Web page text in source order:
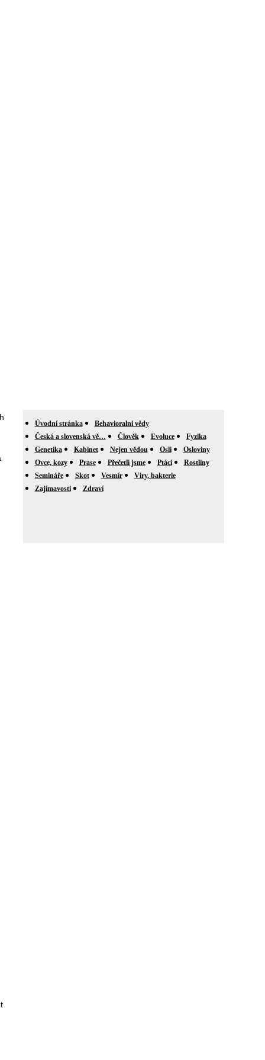
Úvodní stránka
Behavioralni vědy
Česká a slovenská vě…
Člověk Evoluce
Fyzika
Genetika
Kabinet Nejen vědou Osli
Osloviny
Ovce, kozy
Prase Přečetli jsme Ptáci
Rostliny
Semináře
Skot Vesmír
Viry, bakterie
Zajímavosti
Zdraví